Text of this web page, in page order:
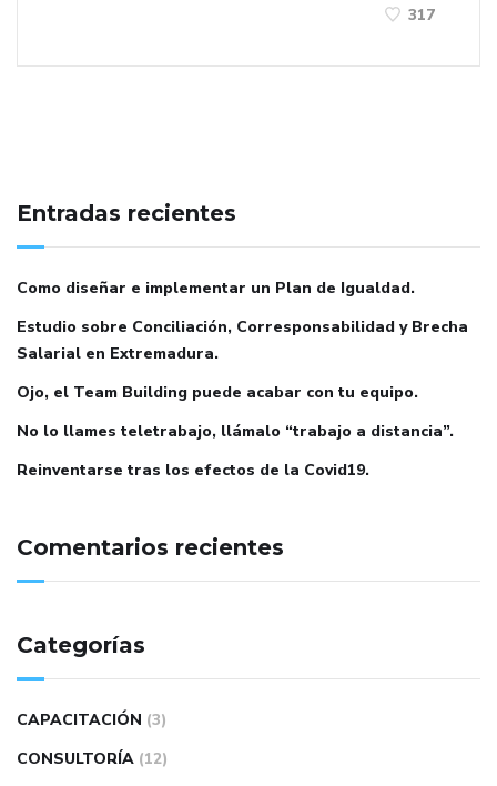
317
Entradas recientes
Como diseñar e implementar un Plan de Igualdad.
Estudio sobre Conciliación, Corresponsabilidad y Brecha
Salarial en Extremadura.
Ojo, el Team Building puede acabar con tu equipo.
No lo llames teletrabajo, llámalo “trabajo a distancia”.
Reinventarse tras los efectos de la Covid19.
Comentarios recientes
Categorías
CAPACITACIÓN (3)
CONSULTORÍA (12)